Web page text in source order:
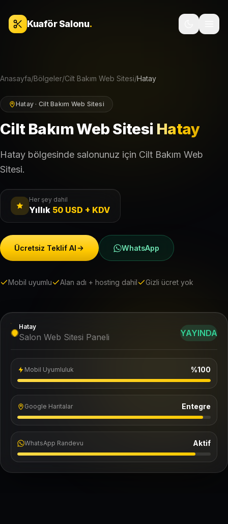
Kuaför Salonu.
Anasayfa/Bölgeler/Cilt Bakım Web Sitesi/Hatay
Hatay · Cilt Bakım Web Sitesi
Cilt Bakım Web Sitesi Hatay
Hatay bölgesinde salonunuz için Cilt Bakım Web
Sitesi.
Her şey dahil
Yıllık 50 USD + KDV
Ücretsiz Teklif Al WhatsApp
Mobil uyumlu Alan adı + hosting dahil Gizli ücret yok
Hatay
Salon Web Sitesi Paneli YAYINDA
Mobil Uyumluluk %100
Google Haritalar Entegre
WhatsApp Randevu Aktif